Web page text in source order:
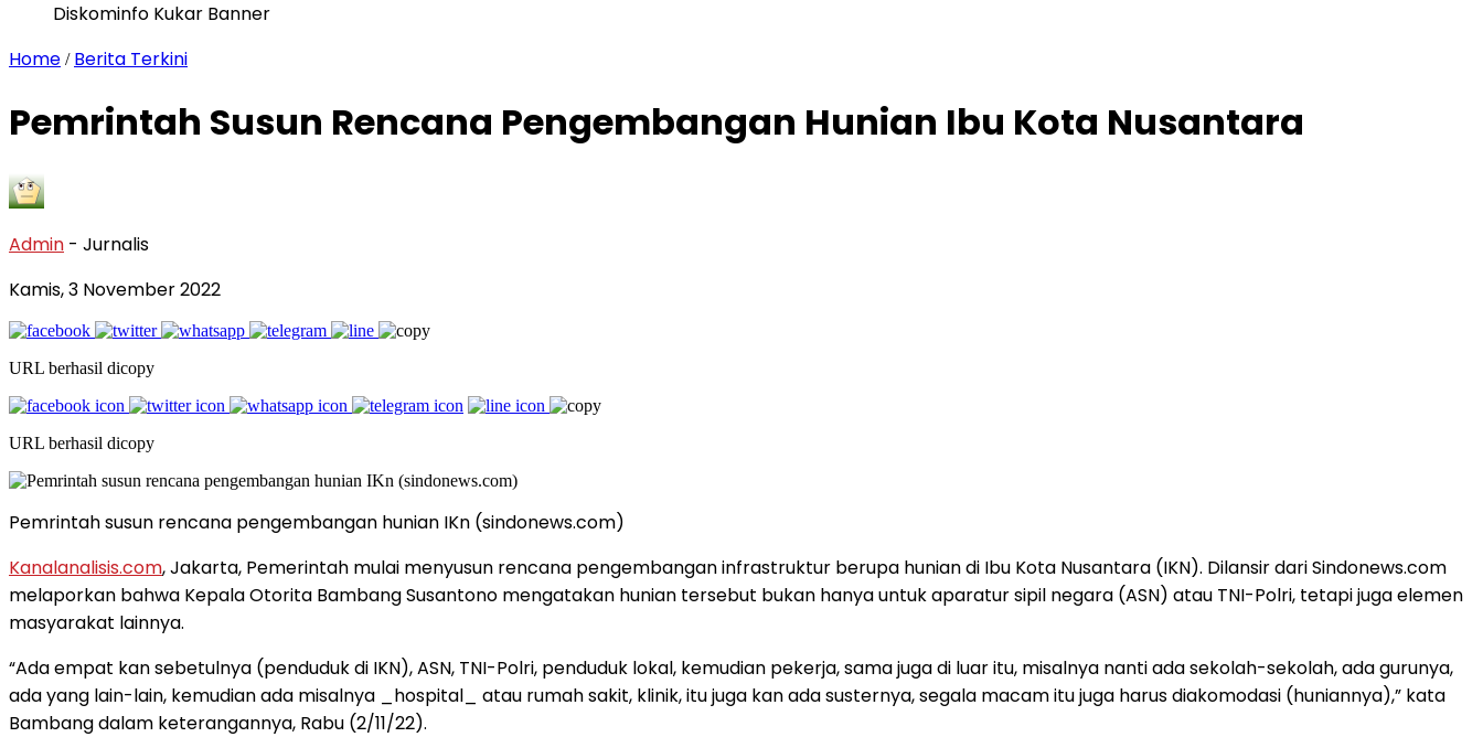
Diskominfo Kukar Banner
Home / Berita Terkini
Pemrintah Susun Rencana Pengembangan Hunian Ibu Kota Nusantara
Admin - Jurnalis
Kamis, 3 November 2022
URL berhasil dicopy
URL berhasil dicopy
Pemrintah susun rencana pengembangan hunian IKn (sindonews.com)
Kanalanalisis.com, Jakarta, Pemerintah mulai menyusun rencana pengembangan infrastruktur berupa hunian di Ibu Kota Nusantara (IKN). Dilansir dari Sindonews.com
melaporkan bahwa Kepala Otorita Bambang Susantono mengatakan hunian tersebut bukan hanya untuk aparatur sipil negara (ASN) atau TNI-Polri, tetapi juga elemen
masyarakat lainnya.
“Ada empat kan sebetulnya (penduduk di IKN), ASN, TNI-Polri, penduduk lokal, kemudian pekerja, sama juga di luar itu, misalnya nanti ada sekolah-sekolah, ada gurunya,
ada yang lain-lain, kemudian ada misalnya _hospital_ atau rumah sakit, klinik, itu juga kan ada susternya, segala macam itu juga harus diakomodasi (huniannya),” kata
Bambang dalam keterangannya, Rabu (2/11/22).